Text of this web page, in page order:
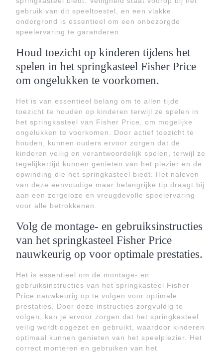
gebruik van dit speeltoestel, en een vlakke
ondergrond is essentieel om een onbezorgde
speelervaring te garanderen.
Houd toezicht op kinderen tijdens het
spelen in het springkasteel Fisher Price
om ongelukken te voorkomen.
Het is van essentieel belang om te allen tijde
toezicht te houden op kinderen terwijl ze spelen in
het springkasteel van Fisher Price, om mogelijke
ongelukken te voorkomen. Door actief toezicht te
houden, kunnen ouders ervoor zorgen dat de
kinderen veilig en verantwoordelijk spelen, terwijl ze
tegelijkertijd kunnen genieten van het plezier en de
opwinding die het springkasteel biedt. Het naleven
van deze eenvoudige maar belangrijke tip draagt bij
aan een zorgeloze en vreugdevolle speelervaring
voor alle betrokkenen.
Volg de montage- en gebruiksinstructies
van het springkasteel Fisher Price
nauwkeurig op voor optimale prestaties.
Het is essentieel om de montage- en
gebruiksinstructies van het springkasteel Fisher
Price nauwkeurig op te volgen voor optimale
prestaties. Door deze instructies zorgvuldig te
volgen, kan je ervoor zorgen dat het springkasteel
veilig wordt opgezet en gebruikt, waardoor kinderen
optimaal kunnen genieten van het speelplezier. Het
correct monteren en gebruiken van het